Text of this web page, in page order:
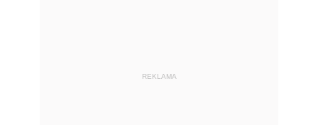
REKLAMA